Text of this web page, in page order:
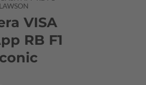
VISA
RB F1